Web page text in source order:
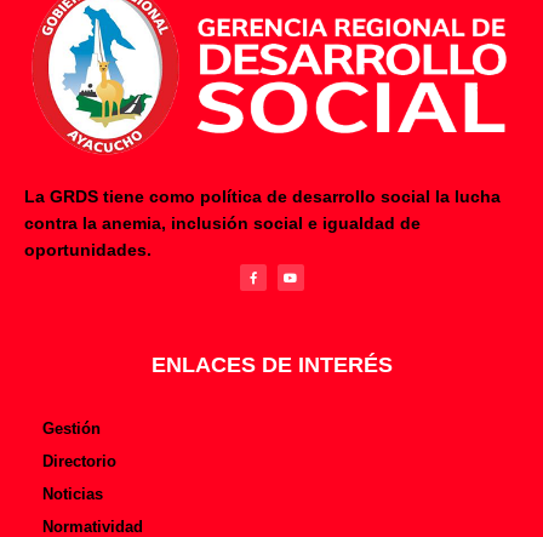
La GRDS tiene como política de desarrollo social la lucha
contra la anemia, inclusión social e igualdad de
oportunidades.
c
e
b
u
t
u
ENLACES DE INTERÉS
Gestión
Directorio
Noticias
Normatividad